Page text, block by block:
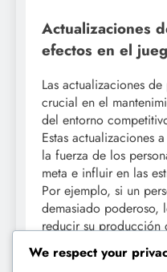
Actualizaciones
efectos en el
Las actualizaciones
crucial en el
del entorno
Estas actualizaciones
la fuerza de los
meta e influir en las
Por ejemplo, si un
demasiado poderoso,
reducir su producción
tiempos de recarga
juego.
We respect your